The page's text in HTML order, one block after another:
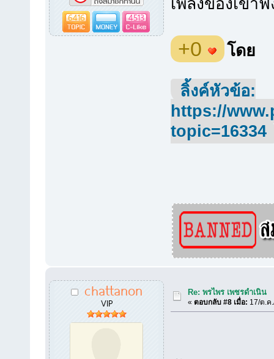
6416 4513
เพลงของเขา
+0 โดย
ลิ้งค์หัวข้อ:
https://
topic=16334
chattanon
VIP
Re: พรไพร เพชรดำเนิน
«ตอบกลับ #8 เมื่อ: 17/ต.ค